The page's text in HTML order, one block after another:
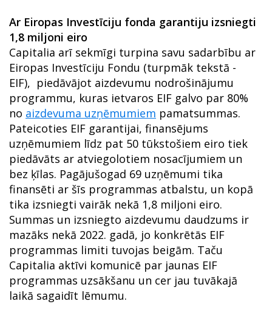
Ar Eiropas Investīciju fonda garantiju izsniegti
1,8 miljoni eiro
Capitalia arī sekmīgi turpina savu sadarbību ar
Eiropas Investīciju Fondu (turpmāk tekstā -
EIF), piedāvājot aizdevumu nodrošinājumu
programmu, kuras ietvaros EIF galvo par 80%
no aizdevuma uzņēmumiem pamatsummas.
Pateicoties EIF garantijai, finansējums
uzņēmumiem līdz pat 50 tūkstošiem eiro tiek
piedāvāts ar atviegolotiem nosacījumiem un
bez ķīlas. Pagājušogad 69 uzņēmumi tika
finansēti ar šīs programmas atbalstu, un kopā
tika izsniegti vairāk nekā 1,8 miljoni eiro.
Summas un izsniegto aizdevumu daudzums ir
mazāks nekā 2022. gadā, jo konkrētās EIF
programmas limiti tuvojas beigām. Taču
Capitalia aktīvi komunicē par jaunas EIF
programmas uzsākšanu un cer jau tuvākajā
laikā sagaidīt lēmumu.